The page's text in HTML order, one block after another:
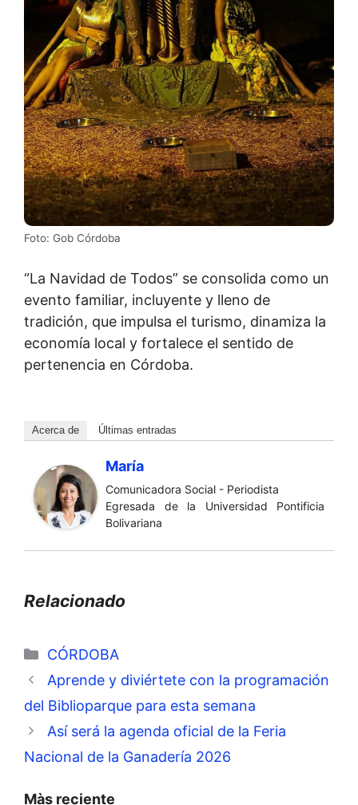
Foto: Gob Córdoba
“La Navidad de Todos” se consolida como un
evento familiar, incluyente y lleno de
tradición, que impulsa el turismo, dinamiza la
economía local y fortalece el sentido de
pertenencia en Córdoba.
Acerca de Últimas entradas
María
Comunicadora Social - Periodista
Egresada de la Universidad Pontificia
Bolivariana
Relacionado
Categorías
CÓRDOBA
Aprende y diviértete con la programación
del Biblioparque para esta semana
Así será la agenda oficial de la Feria
Nacional de la Ganadería 2026
Màs reciente